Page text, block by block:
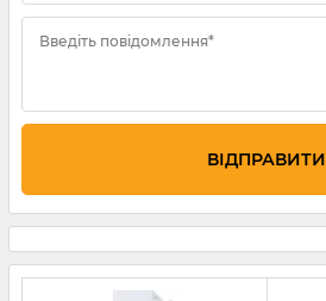
Введіть повідомлення*
ВІДПРАВИТИ